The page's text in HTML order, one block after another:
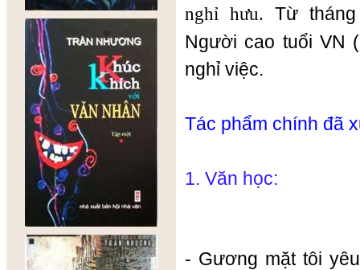
nghỉ hưu. Từ
Người cao tuổi VN
nghỉ việc.
Tác phẩm chính đã
1. Văn học:
- Gương mặt tôi